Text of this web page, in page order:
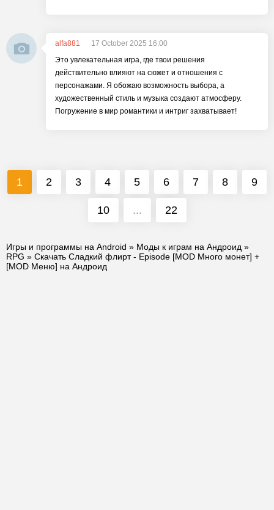
alfa881
17 October 2025 16:00
Это увлекательная игра, где твои решения
действительно влияют на сюжет и отношения с
персонажами. Я обожаю возможность выбора, а
художественный стиль и музыка создают атмосферу.
Погружение в мир романтики и интриг захватывает!
1 2 3 4 5 6 7 8 9
10 ... 22
Игры и программы на Android » Моды к играм на Андроид »
RPG » Скачать Сладкий флирт - Episode [MOD Много монет] +
[MOD Меню] на Андроид